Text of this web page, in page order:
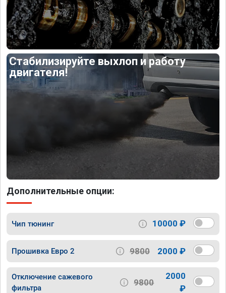
Стабилизируйте выхлоп и работу
двигателя!
Дополнительные опции:
Чип тюнинг 10000 ₽
Прошивка Евро 2 9800 2000 ₽
Отключение сажевого
фильтра
9800
2000
₽